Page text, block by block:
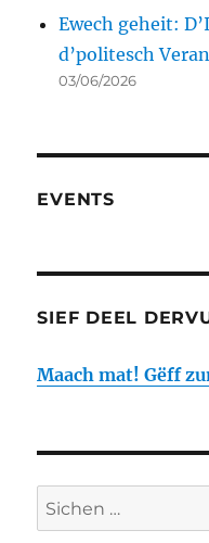
Ewech geheit:
d’politesch
03/06/2026
EVENTS
SIEF DEEL
Maach mat! Gëff
Sichen
no: